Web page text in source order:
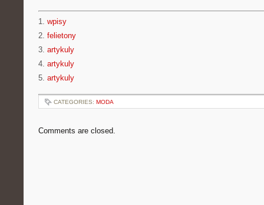
1. wpisy
2. felietony
3. artykuly
4. artykuly
5. artykuly
CATEGORIES: MODA
Comments are closed.